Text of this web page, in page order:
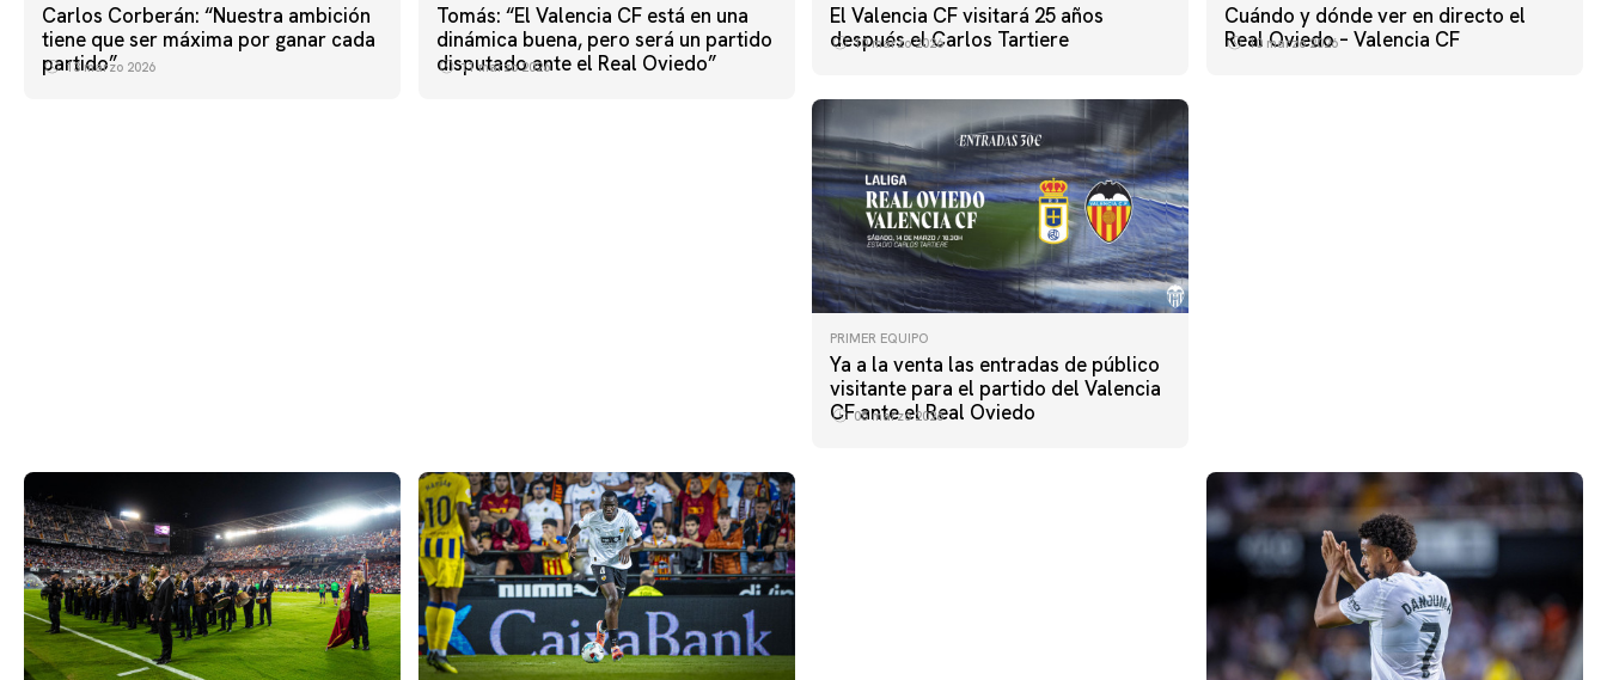
Carlos Corberán: “Nuestra ambición
tiene que ser máxima por ganar cada
partido”
13 marzo 2026
Tomás: “El Valencia CF está en una
dinámica buena, pero será un partido
disputado ante el Real Oviedo”
11 marzo 2026
El Valencia CF visitará 25 años
después el Carlos Tartiere
10 marzo 2026
Cuándo y dónde ver en directo el
Real Oviedo – Valencia CF
10 marzo 2026
PRIMER EQUIPO
Ya a la venta las entradas de público
visitante para el partido del Valencia
CF ante el Real Oviedo
05 marzo 2026